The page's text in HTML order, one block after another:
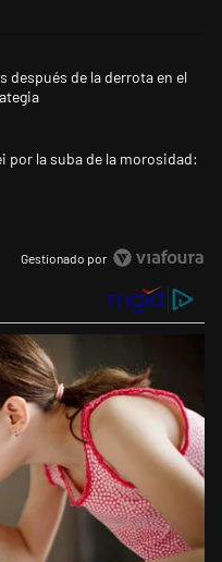
comentarios en los últimos
Rosada busca culpables
después de la derrota en el
apuntó contra Milei por
por la suba de la morosidad:
Gestionado por